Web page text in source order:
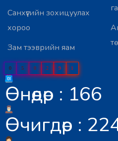
Санхүүгийн зохицуулах
хороо
Зам тээврийн яам
0 5 0 2 9 1
Өнөөдөр : 166
Өчигдөр :